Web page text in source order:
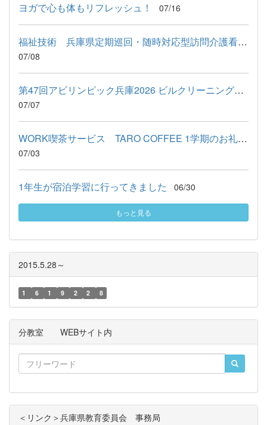
ヨガで心も体もリフレッシュ！ 07/16
福祉技術 兵庫県定期巡回・随時対応型訪問介護看護事業者連絡協...
07/08
第47回アビリンピック兵庫2026 ビルクリーニング競技に出場しまし...
07/07
WORK喫茶サービス TARO COFFEE 1学期のお礼＆9月予定
07/03
1年生が宿泊学習に行ってきました 06/30
もっと見る
2015.5.28～
1 6 1 9 2 2 8
分教室 WEBサイト内
＜リンク＞兵庫県教育委員会 事務局